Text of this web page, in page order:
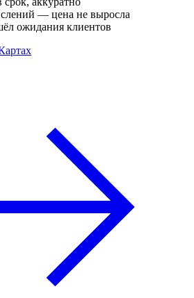
— цена не выросла
ожидания клиентов